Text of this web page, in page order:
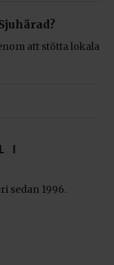
att stötta lokala
I
sedan 1996.